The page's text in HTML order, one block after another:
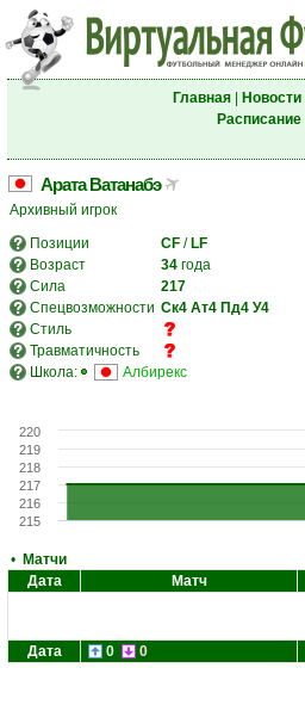
Главная| Новости|
Расписание|
Арата Ватанабэ
Архивный игрок
Позиции
CF / LF
Возраст
34 года
Сила
217
Спецвозможности Ск4 Ат4 Пд4 У4
Стиль
Травматичность
Школа:
Албирекс
215
216
217
218
219
220
• Матчи
Дата
Матч
Дата 0 0